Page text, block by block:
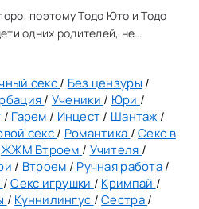
поэтому Тодо Юто и Тодо
одних родителей, не
Так у
секс/ Без цензуры /
/ Ученики / Юри /
/ Гарем / Инцест/ Шантаж /
секс/ Романтика /Секс в
ЖЖМ Втроем / Учителя /
/ Втроем / Ручная работа/
/Секс игрушки / Кримпай /
/ Куннилингус /Сестра/